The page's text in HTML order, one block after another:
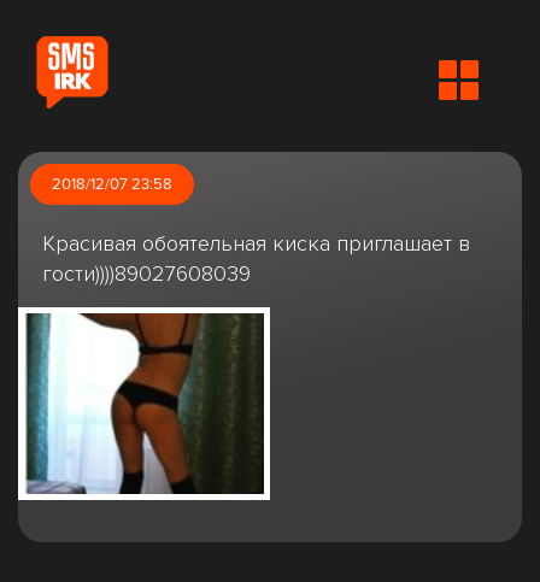
2018/12/07 23:58
Красивая обоятельная киска приглашает в
гости))))89027608039